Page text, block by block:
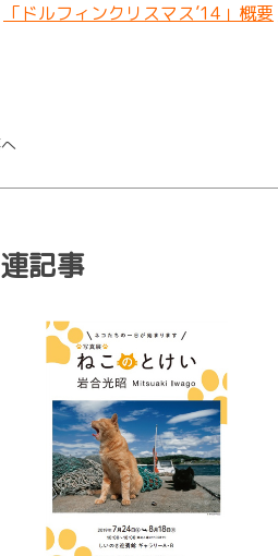
「ドルフィンクリスマス’14」概要
記事